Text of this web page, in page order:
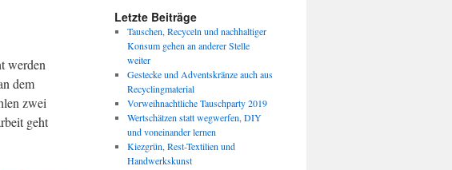
werden
dem
zwei
geht
Letzte Beiträge
Tauschen, Recyceln und nachhaltiger
Konsum gehen an anderer Stelle
weiter
Gestecke und Adventskränze auch aus
Recyclingmaterial
Vorweihnachtliche Tauschparty 2019
Wertschätzen statt wegwerfen, DIY
und voneinander lernen
Kiezgrün, Rest-Textilien und
Handwerkskunst